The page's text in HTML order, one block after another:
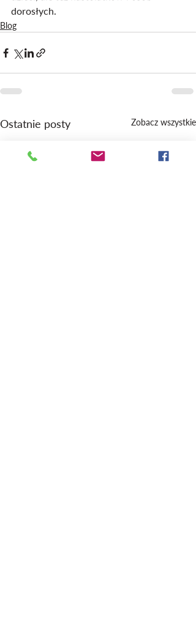
dorosłych.
Blog
Ostatnie posty Zobacz wszystkie